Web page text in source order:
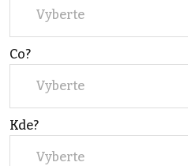
Vyberte
Co?
Vyberte
Kde?
Vyberte